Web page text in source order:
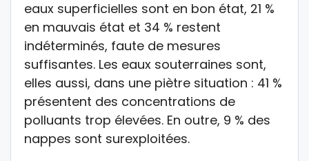
eaux superficielles sont en bon état, 21 %
en mauvais état et 34 % restent
indéterminés, faute de mesures
suffisantes. Les eaux souterraines sont,
elles aussi, dans une piètre situation : 41 %
présentent des concentrations de
polluants trop élevées. En outre, 9 % des
nappes sont surexploitées.